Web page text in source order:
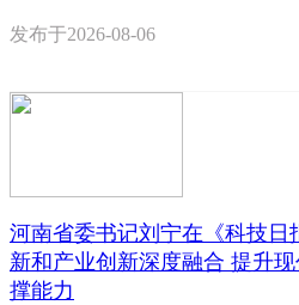
发布于2026-08-06
河南省委书记刘宁在《科技日
新和产业创新深度融合 提升
撑能力